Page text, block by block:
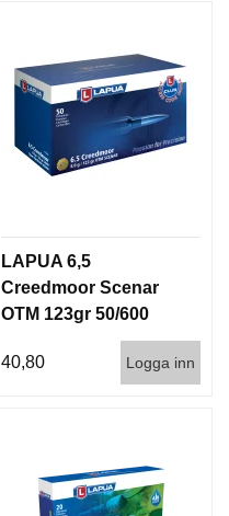
LAPUA 6,5
Creedmoor Scenar
OTM 123gr 50/600
40,80 Logga inn